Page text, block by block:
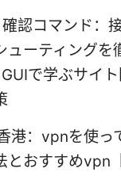
認コマンド：
ューティングを
で学ぶサイ
港：vpnを使っ
とおすすめvpn